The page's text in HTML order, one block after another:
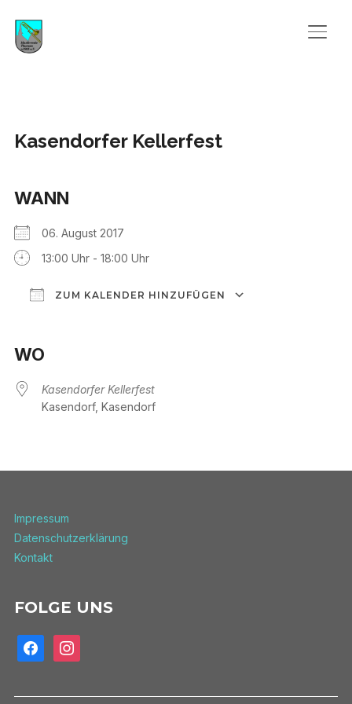
Kasendorfer Kellerfest
WANN
06. August 2017
13:00 Uhr - 18:00 Uhr
ZUM KALENDER HINZUFÜGEN
WO
Kasendorfer Kellerfest
Kasendorf, Kasendorf
Impressum
Datenschutzerklärung
Kontakt
FOLGE UNS
facebookinstagram